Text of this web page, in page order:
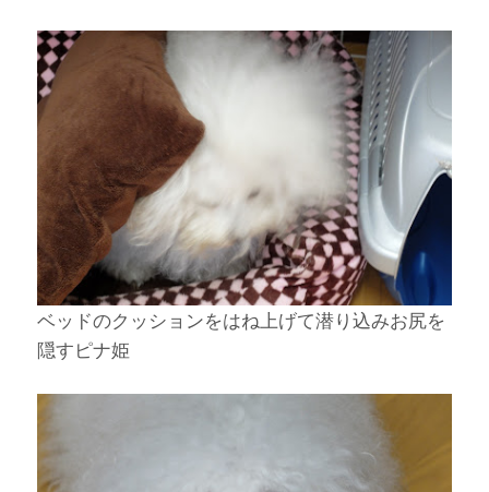
ベッドのクッションをはね上げて潜り込みお尻を
隠すピナ姫